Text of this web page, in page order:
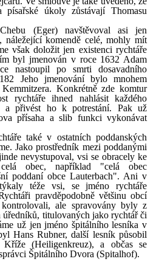
písařské úkoly zůstávají Thomasu
(Eger) navštěvoval asi jen
náležející komendě celé, mohly mít
však doložit jen existenci rychtáře
byl jmenován v roce 1632 Adam
nastoupil po smrti dosavadního
Jeho jmenování bylo mnohem
Konkrétně zde komtur
rychtáře ihned nahlásit každého
a přivést ho k potrestání. Pak už
přísaha a slib funkci vykonávat
také v ostatních poddanských
Jako prostředník mezi poddanými
nevystupoval, vsi se obracely ke
obec, například "celá obec
poddaní obce Lauterbach". Ani v
téže vsi, se jméno rychtáře
pravděpodobně většinu obcí
ale spravovány byly z
titulovaných jako rychtář či
už jen jméno špitálního lesníka v
Hans Rubner, další lesník působil
(Heiligenkreuz), a občas se
Špitálního Dvora (Spitalhof).